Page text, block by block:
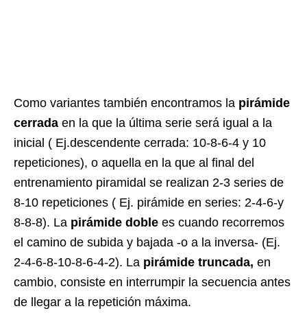
Como variantes también encontramos la pirámide
cerrada en la que la última serie será igual a la
inicial ( Ej.descendente cerrada: 10-8-6-4 y 10
repeticiones), o aquella en la que al final del
entrenamiento piramidal se realizan 2-3 series de
8-10 repeticiones ( Ej. pirámide en series: 2-4-6-y
8-8-8). La pirámide doble es cuando recorremos
el camino de subida y bajada -o a la inversa- (Ej.
2-4-6-8-10-8-6-4-2). La pirámide truncada, en
cambio, consiste en interrumpir la secuencia antes
de llegar a la repetición máxima.